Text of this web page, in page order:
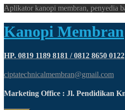
Aplikator kanopi membran, penyedia
Kanopi Membran
HP. 0819 1189 8181 / 0812 8650 0122
ciptatechnicalmembran@gmail.com
Marketing Office : Jl. Pendidikan